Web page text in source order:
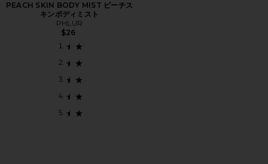
PEACH SKIN BODY MIST ピーチス
キンボディミスト
PHLUR
$26